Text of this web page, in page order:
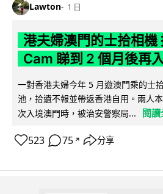
Lawton 1 日
港夫婦澳門的士拾相機
Cam 睇到 2 個月後再
一對香港夫婦今年 5 月遊澳門乘的士
池，拾遺不報並帶返香港自用。兩人
次入境澳門時，被治安警察局...
閱
523 75 ↗ 分享